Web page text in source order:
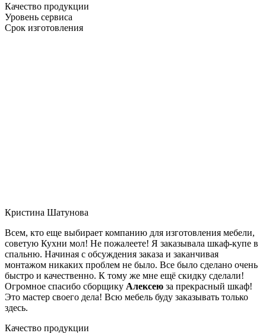
Качество продукции
Уровень сервиса
Срок изготовления
Кристина Шатунова
Всем, кто еще выбирает компанию для изготовления мебели,
советую Кухни мол! Не пожалеете! Я заказывала шкаф-купе в
спальню. Начиная с обсуждения заказа и заканчивая
монтажом никаких проблем не было. Все было сделано очень
быстро и качественно. К тому же мне ещё скидку сделали!
Огромное спасибо сборщику Алексею за прекрасный шкаф!
Это мастер своего дела! Всю мебель буду заказывать только
здесь.
Качество продукции